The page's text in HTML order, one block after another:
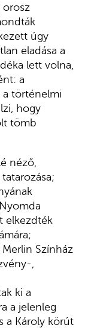
orosz
úgy
eladása a
lett volna,
a
a történelmi
hogy
tömb
néző,
elkezdték
Színház
,
ki a
a jelenleg
a Károly körút